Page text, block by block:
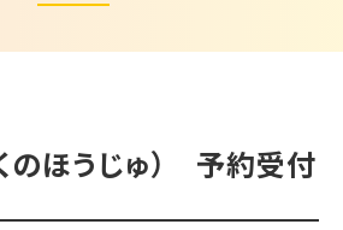
のほうじゅ） 予約受付